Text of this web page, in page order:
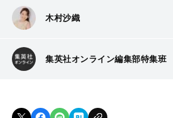
木村沙織
集英社オンライン編集部特集班